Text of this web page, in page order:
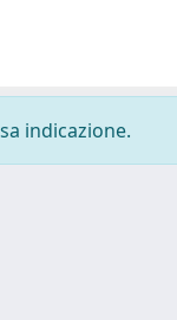
indicazione.